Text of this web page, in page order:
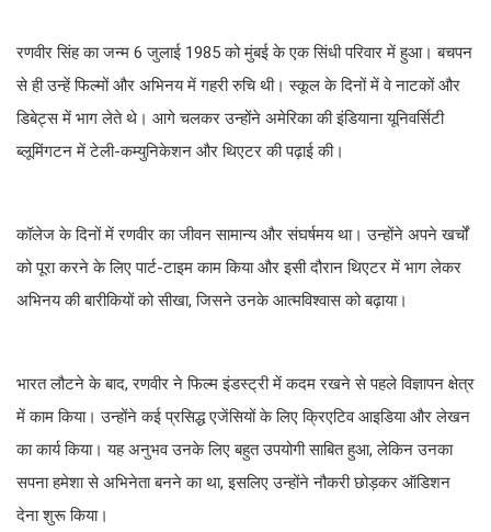
रणवीर सिंह का जन्म 6 जुलाई 1985 को मुंबई के एक सिंधी परिवार में हुआ। बचपन
से ही उन्हें फिल्मों और अभिनय में गहरी रुचि थी। स्कूल के दिनों में वे नाटकों और
डिबेट्स में भाग लेते थे। आगे चलकर उन्होंने अमेरिका की इंडियाना यूनिवर्सिटी
ब्लूमिंगटन में टेली-कम्युनिकेशन और थिएटर की पढ़ाई की।
कॉलेज के दिनों में रणवीर का जीवन सामान्य और संघर्षमय था। उन्होंने अपने खर्चों
को पूरा करने के लिए पार्ट-टाइम काम किया और इसी दौरान थिएटर में भाग लेकर
अभिनय की बारीकियों को सीखा, जिसने उनके आत्मविश्वास को बढ़ाया।
भारत लौटने के बाद, रणवीर ने फिल्म इंडस्ट्री में कदम रखने से पहले विज्ञापन क्षेत्र
में काम किया। उन्होंने कई प्रसिद्ध एजेंसियों के लिए क्रिएटिव आइडिया और लेखन
का कार्य किया। यह अनुभव उनके लिए बहुत उपयोगी साबित हुआ, लेकिन उनका
सपना हमेशा से अभिनेता बनने का था, इसलिए उन्होंने नौकरी छोड़कर ऑडिशन
देना शुरू किया।